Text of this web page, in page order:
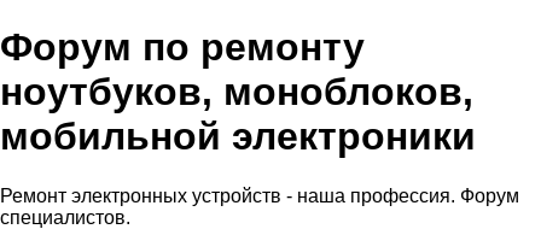
Регистрация
Форум по ремонту
ноутбуков, моноблоков,
мобильной электроники
Ремонт электронных устройств - наша профессия. Форум
специалистов.